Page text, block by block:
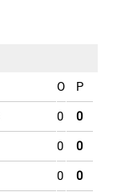
O P
0 0
0 0
0 0